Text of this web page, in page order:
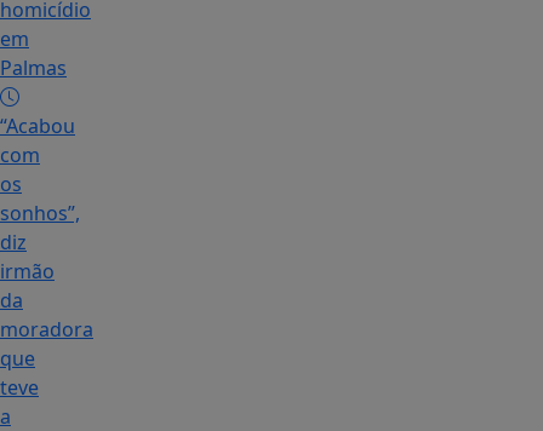
homicídio
em
Palmas
“Acabou
com
os
sonhos”,
diz
irmão
da
moradora
que
teve
a